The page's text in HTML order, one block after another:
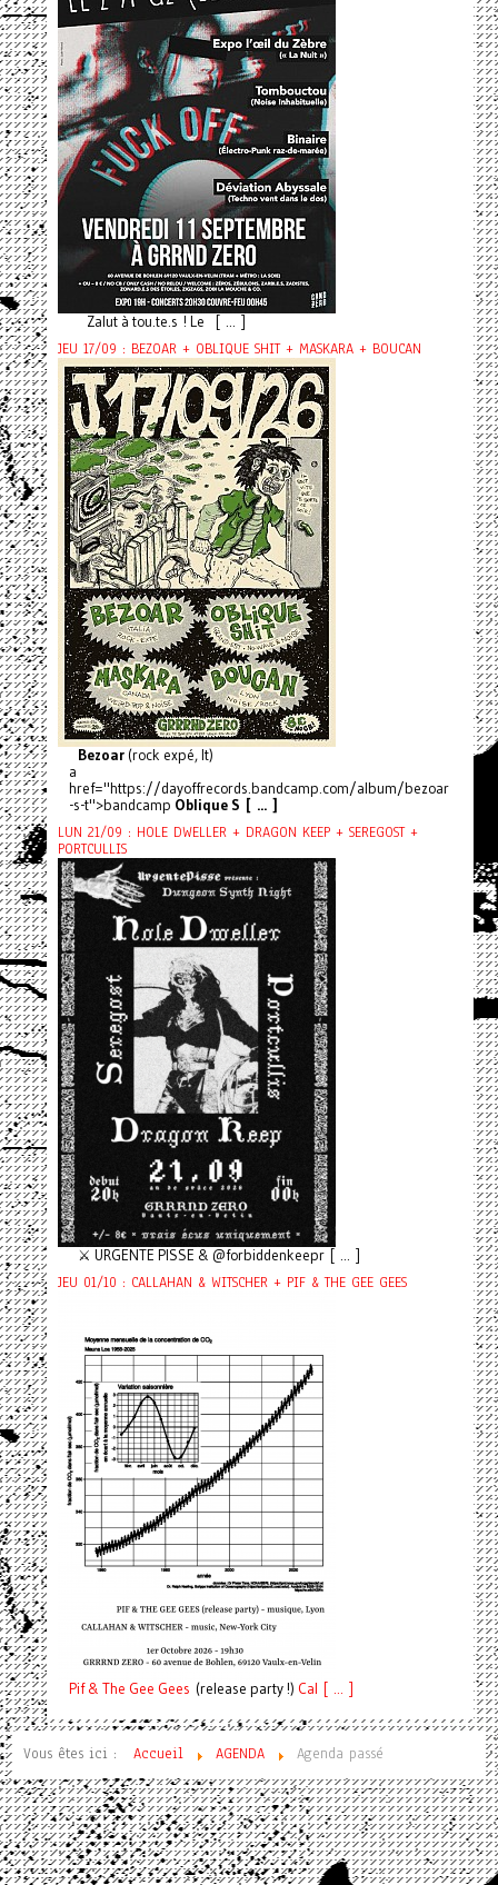
Zalut à tou.te.s ! Le [ ... ]
JEU 17/09 : BEZOAR + OBLIQUE SHIT + MASKARA + BOUCAN
Bezoar(rock expé, It)
a
href="https://dayoffrecords.bandcamp.com/album/bezoar
-s-t">bandcamp Oblique S [ ... ]
LUN 21/09 : HOLE DWELLER + DRAGON KEEP + SEREGOST +
PORTCULLIS
⚔️ URGENTE PISSE & @forbiddenkeepr [ ... ]
JEU 01/10 : CALLAHAN & WITSCHER + PIF & THE GEE GEES
Pif& The Gee Gees (release party !) Cal [ ... ]
Vous êtes ici : Accueil AGENDA Agenda passé